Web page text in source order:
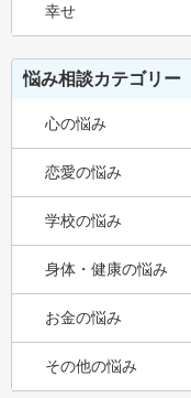
幸せ
悩み相談カテゴリー
心の悩み
恋愛の悩み
学校の悩み
身体・健康の悩み
お金の悩み
その他の悩み